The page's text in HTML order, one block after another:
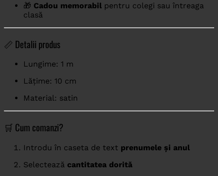
🎁 Cadou memorabil pentru colegi sau întreaga
clasă
📏 Detalii produs
Lungime: 1 m
Lățime: 10 cm
Material: satin
🛒 Cum comanzi?
Introdu în caseta de text prenumele și anul
Selectează cantitatea dorită